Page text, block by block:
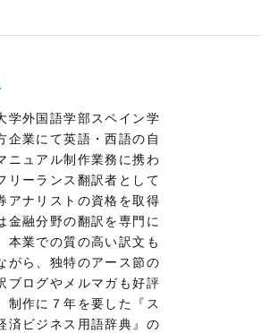
学外国語学部スペイン学
企業にて英語・西語の自
ニュアル制作業務に携わ
リーランス翻訳者として
アナリストの資格を取得
金融分野の翻訳を専門に
本業での質の高い訳文も
がら、独特のアース節の
ブログやメルマガも好評
制作に７年を要した『ス
済ビジネス用語辞典』の